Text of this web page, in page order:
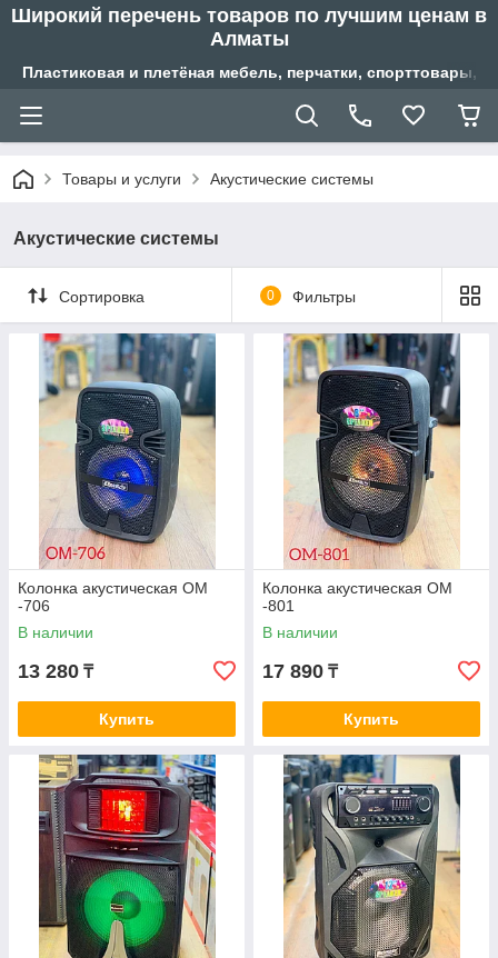
Широкий перечень товаров по лучшим ценам в
Алматы
Пластиковая и плетёная мебель, перчатки,
Товары и услуги Акустические системы
Акустические системы
Сортировка 0 Фильтры
Колонка акустическая ОМ
-706
В наличии
13 280 ₸
Купить
Колонка акустическая ОМ
-801
В наличии
17 890 ₸
Купить